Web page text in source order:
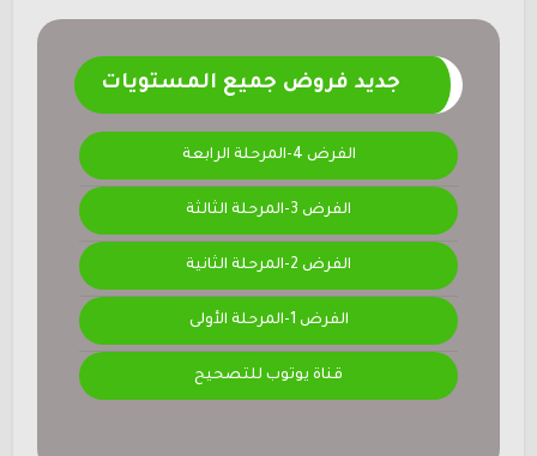
جديد فروض جميع المستويات
الفرض 4-المرحلة الرابعة
الفرض 3-المرحلة الثالثة
الفرض 2-المرحلة الثانية
الفرض 1-المرحلة الأولى
قناة يوتوب للتصحيح